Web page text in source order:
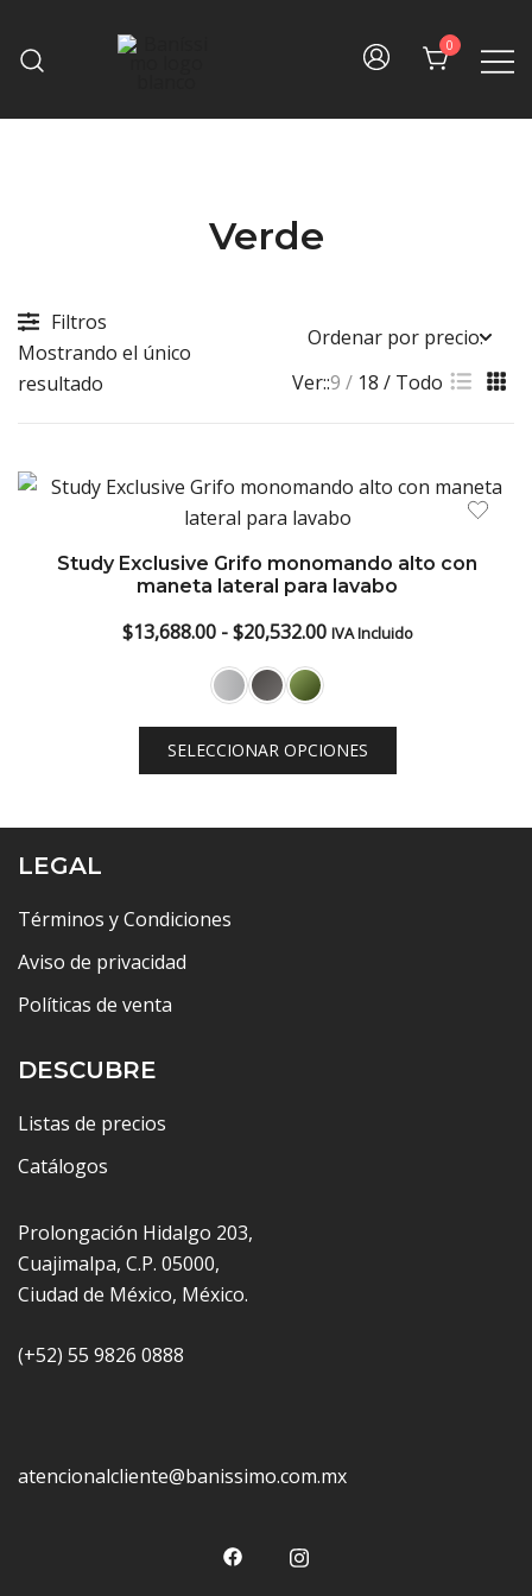
content
Baníssimo
Fine bath design
0
Verde
Filtros
Mostrando el único
resultado
Ver::9 18 Todo
Study Exclusive Grifo monomando alto con
maneta lateral para lavabo
$13,688.00 - $20,532.00Rango
desde
$13,688.00
IVA Incluido
SELECCIONAR OPCIONES
LEGAL
Términos y Condiciones
Aviso de privacidad
Políticas de venta
DESCUBRE
Listas de precios
Catálogos
Prolongación Hidalgo 203,
Cuajimalpa, C.P. 05000,
Ciudad de México, México.
(+52) 55 9826 0888
atencionalcliente@banissimo.com.mx